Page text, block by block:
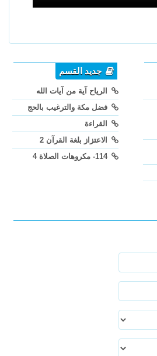
جديد القسم
الرياح آية من آيات الله
فضل مكة والترغيب بالحج
القراءة
الاعتزاز بلغة القرآن 2
114- مكروهات الصلاة 4